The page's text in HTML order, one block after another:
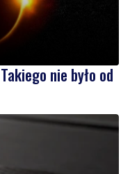
nie było od